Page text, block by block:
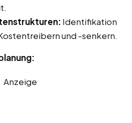
Identifikation
und -senkern.
Anzeige